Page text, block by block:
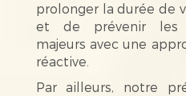
prolonger la durée de
et de prévenir les
majeurs avec une
réactive.
Par ailleurs, notre